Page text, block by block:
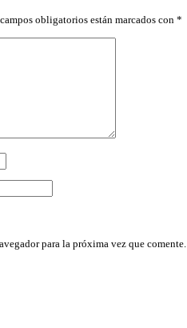
obligatorios están marcados con *
para la próxima vez que comente.